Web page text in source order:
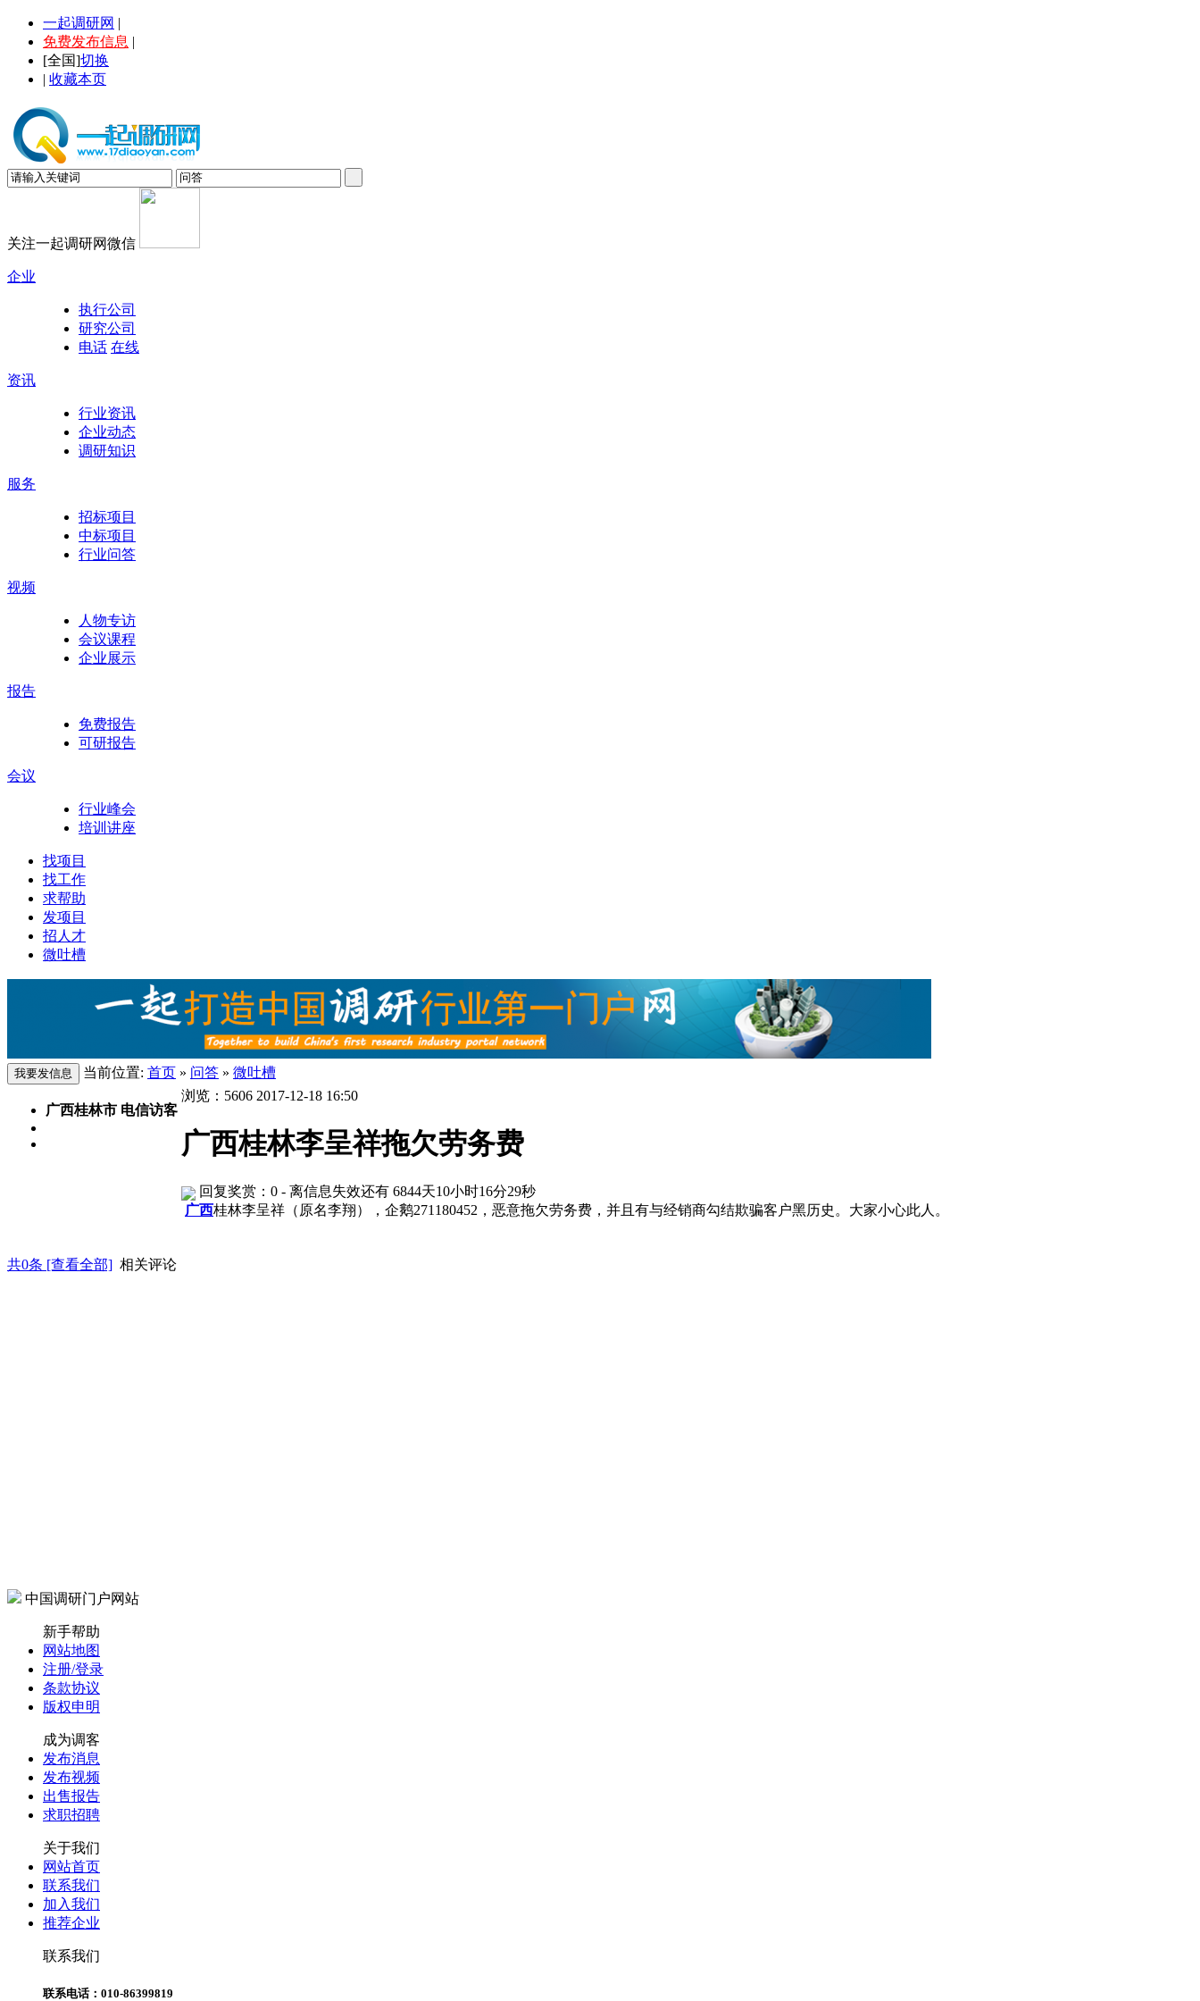
一起调研网 |
免费发布信息 |
[全国]切换
| 收藏本页
关注一起调研网微信
企业
执行公司
研究公司
电话 在线
资讯
行业资讯
企业动态
调研知识
服务
招标项目
中标项目
行业问答
视频
人物专访
会议课程
企业展示
报告
免费报告
可研报告
会议
行业峰会
培训讲座
找项目
找工作
求帮助
发项目
招人才
微吐槽
当前位置: 首页 » 问答 » 微吐槽
广西桂林市 电信访客
浏览： 5606 2017-12-18 16:50
广西桂林李呈祥拖欠劳务费
回复奖赏：0 - 离信息失效还有 6844天10小时16分29秒
广西桂林李呈祥（原名李翔），企鹅271180452，恶意拖欠劳务费，并且有与经销商勾结欺骗客户黑历史。大家小心此人。
共0条 [查看全部] 相关评论
中国调研门户网站
新手帮助
网站地图
注册/登录
条款协议
版权申明
成为调客
发布消息
发布视频
出售报告
求职招聘
关于我们
网站首页
联系我们
加入我们
推荐企业
联系我们
联系电话：010-86399819